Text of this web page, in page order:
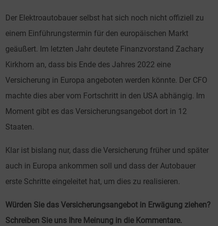
Der Elektroautobauer selbst hat sich noch nicht offiziell zu
einem Einführungstermin für den europäischen Markt
geäußert. Im letzten Jahr deutete Finanzvorstand Zachary
Kirkhorn an, dass bis Ende des Jahres 2022 eine
Versicherung in Europa angeboten werden könnte. Der CFO
machte dies aber vom Fortschritt in den USA abhängig. Im
Moment gibt es das Versicherungsangebot dort in 12
Staaten.
Klar ist bislang nur, dass die Versicherung früher und später
auch in Europa ankommen soll und dass der Autobauer
erste Schritte eingeleitet hat, um dies zu realisieren.
Würden Sie das Versicherungsangebot in Erwägung ziehen?
Schreiben Sie uns Ihre Meinung in die Kommentare.